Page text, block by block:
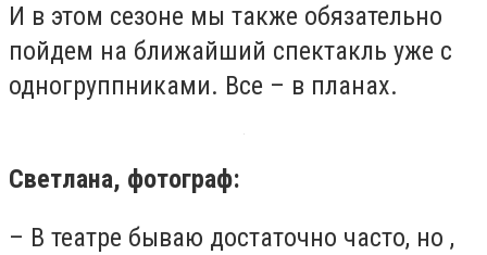
И в этом сезоне мы также обязательно
пойдем на ближайший спектакль уже с
одногруппниками. Все – в планах.
Светлана, фотограф:
– В театре бываю достаточно часто, но ,